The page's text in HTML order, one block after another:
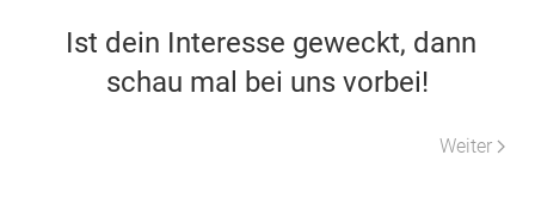
Ist dein Interesse geweckt, dann
schau mal bei uns vorbei!
Nächster
Weiter